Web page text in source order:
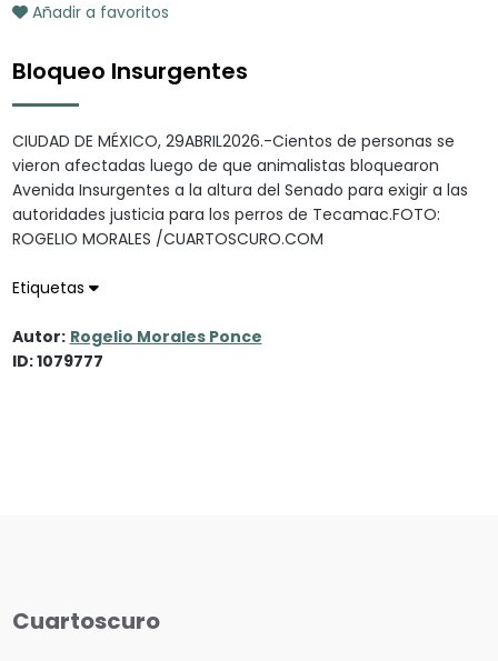
Añadir a favoritos
Bloqueo Insurgentes
CIUDAD DE MÉXICO, 29ABRIL2026.-Cientos de personas se
vieron afectadas luego de que animalistas bloquearon
Avenida Insurgentes a la altura del Senado para exigir a las
autoridades justicia para los perros de Tecamac.FOTO:
ROGELIO MORALES /CUARTOSCURO.COM
Etiquetas
Autor: Rogelio Morales Ponce
ID: 1079777
Cuartoscuro